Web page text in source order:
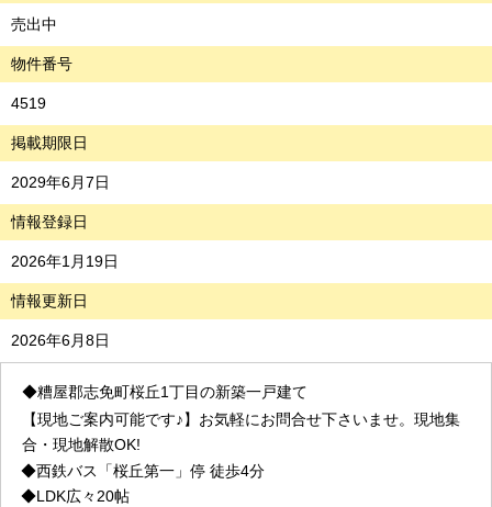
売出中
物件番号
4519
掲載期限日
2029年6月7日
情報登録日
2026年1月19日
情報更新日
2026年6月8日
◆糟屋郡志免町桜丘1丁目の新築一戸建て
【現地ご案内可能です♪】お気軽にお問合せ下さいませ。現地集
合・現地解散OK!
◆西鉄バス「桜丘第一」停 徒歩4分
◆LDK広々20帖